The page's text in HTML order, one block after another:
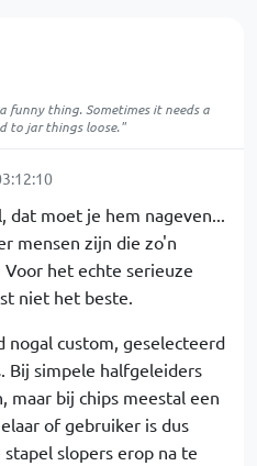
funny thing. Sometimes it needs a
to jar things loose."
dat moet je hem nageven...
mensen zijn die zo'n
het echte serieuze
niet het beste.
nogal custom, geselecteerd
Bij simpele halfgeleiders
maar bij chips meestal een
of gebruiker is dus
slopers erop na te